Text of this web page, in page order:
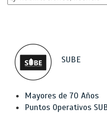
SUBE
Mayores de 70 Años
Puntos Operativos